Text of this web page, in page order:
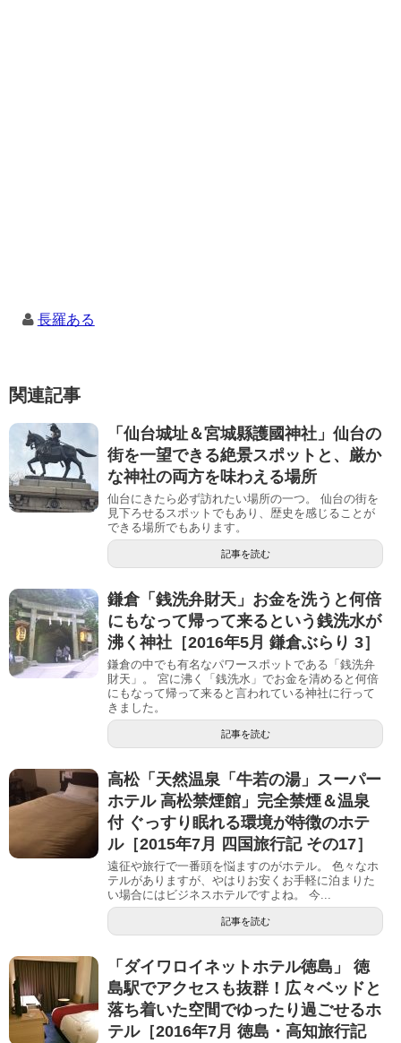
長羅ある
関連記事
「仙台城址＆宮城縣護國神社」仙台の
街を一望できる絶景スポットと、厳か
な神社の両方を味わえる場所
仙台にきたら必ず訪れたい場所の一つ。 仙台の街を
見下ろせるスポットでもあり、歴史を感じることが
できる場所でもあります。
記事を読む
鎌倉「銭洗弁財天」お金を洗うと何倍
にもなって帰って来るという銭洗水が
沸く神社［2016年5月 鎌倉ぶらり 3］
鎌倉の中でも有名なパワースポットである「銭洗弁
財天」。 宮に沸く「銭洗水」でお金を清めると何倍
にもなって帰って来ると言われている神社に行って
きました。
記事を読む
高松「天然温泉「牛若の湯」スーパー
ホテル 高松禁煙館」完全禁煙＆温泉
付 ぐっすり眠れる環境が特徴のホテ
ル［2015年7月 四国旅行記 その17］
遠征や旅行で一番頭を悩ますのがホテル。 色々なホ
テルがありますが、やはりお安くお手軽に泊まりた
い場合にはビジネスホテルですよね。 今...
記事を読む
「ダイワロイネットホテル徳島」 徳
島駅でアクセスも抜群！広々ベッドと
落ち着いた空間でゆったり過ごせるホ
テル［2016年7月 徳島・高知旅行記